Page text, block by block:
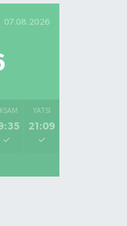
07.08.2026
YATSI
21:09